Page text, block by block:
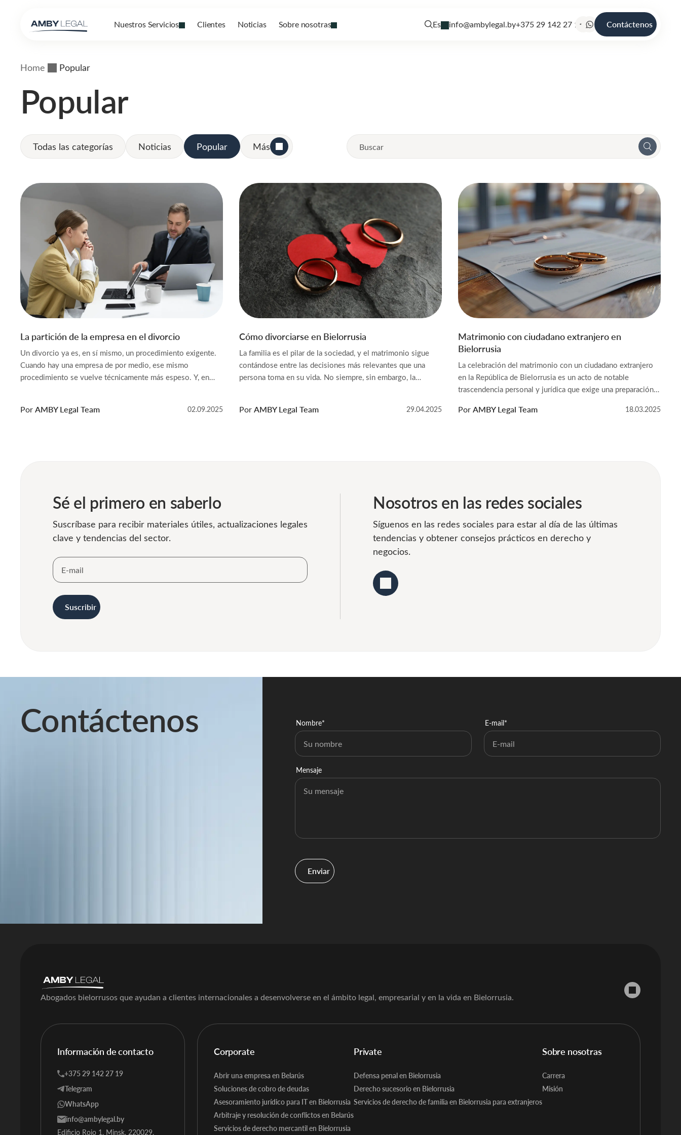
Nuestros Servicios Clientes Noticias Sobre nosotras Es info@ambylegal.by+375 29 142 27 19 Contáctenos
Home Popular
Popular
Todas las categorías Noticias Popular Más
La partición de la empresa en el divorcio
Un divorcio ya es, en sí mismo, un procedimiento exigente.
Cuando hay una empresa de por medio, ese mismo
procedimiento se vuelve técnicamente más espeso. Y, en
actividad empresarial se reputan bienes adquiridos constante
PorAMBY Legal Team 02.09.2025
Cómo divorciarse en Bielorrusia
La familia es el pilar de la sociedad, y el matrimonio sigue
contándose entre las decisiones más relevantes que una
persona toma en su vida. No siempre, sin embargo, la
posibilidad para convertirse en la […]
PorAMBY Legal Team 29.04.2025
Matrimonio con ciudadano extranjero en
Bielorrusia
La celebración del matrimonio con un ciudadano extranjero
en la República de Bielorrusia es un acto de notable
trascendencia personal y jurídica que exige una preparación
normativas. La inscripción de este tipo de matrimonios
PorAMBY Legal Team 18.03.2025
Sé el primero en saberlo
Suscríbase para recibir materiales útiles, actualizaciones legales
clave y tendencias del sector.
Suscribir
Nosotros en las redes sociales
Síguenos en las redes sociales para estar al día de las últimas
tendencias y obtener consejos prácticos en derecho y
negocios.
Contáctenos Nombre* E-mail*
Mensaje
Enviar
Abogados bielorrusos que ayudan a clientes internacionales a desenvolverse en el ámbito legal, empresarial y en la vida en Bielorrusia.
Información de contacto
+375 29 142 27 19
Telegram
WhatsApp
info@ambylegal.by
Edificio Rojo 1, Minsk, 220029,
Corporate
Abrir una empresa en Belarús
Soluciones de cobro de deudas
Asesoramiento jurídico para IT en Bielorrusia
Arbitraje y resolución de conflictos en Belarús
Servicios de derecho mercantil en Bielorrusia
Private
Defensa penal en Bielorrusia
Derecho sucesorio en Bielorrusia
Servicios de derecho de familia en Bielorrusia para extranjeros
Sobre nosotras
Carrera
Misión